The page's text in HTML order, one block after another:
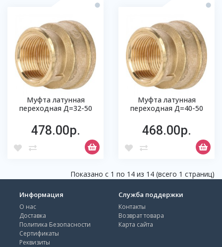
Муфта латунная
переходная Д=32-50
478.00р.
Муфта латунная
переходная Д=40-50
468.00р.
Показано с 1 по 14 из 14 (всего 1 страниц)
Информация
О нас
Доставка
Политика Безопасности
Сертификаты
Реквизиты
Служба поддержки
Контакты
Возврат товара
Карта сайта